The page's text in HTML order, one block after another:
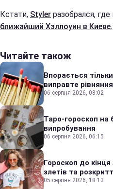
Кстати, Styler разобрался,
ближайший Хэллоуин в Киеве.
Читайте також
Впорається
виправте
06 серпня 2026, 08:02
Таро-гороскоп на
випробування
06 серпня 2026, 06:15
Гороскоп до
злетів та
05 серпня 2026, 18:13